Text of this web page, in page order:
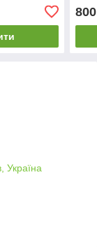
800
Україна